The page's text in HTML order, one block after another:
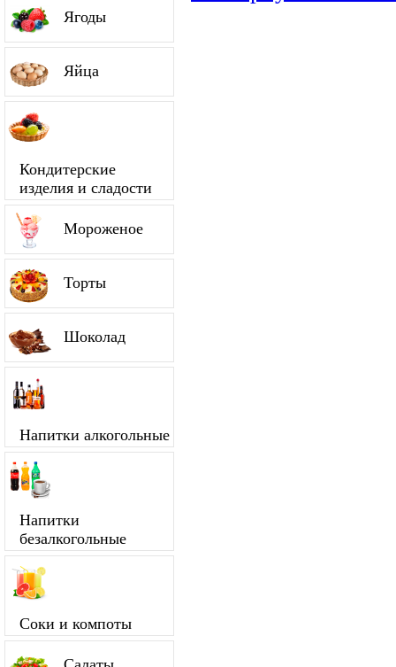
Ягоды
Яйца
Кондитерские
изделия и сладости
Мороженое
Торты
Шоколад
Напитки алкогольные
Напитки
безалкогольные
Соки и компоты